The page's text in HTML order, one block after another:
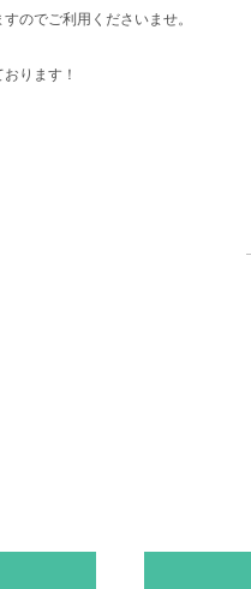
のでご利用くださいませ。
ります！